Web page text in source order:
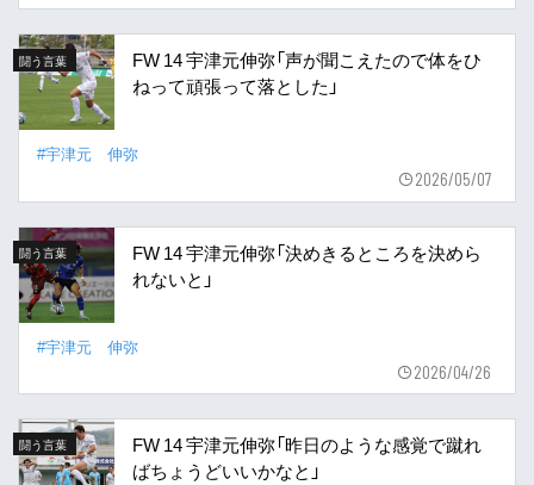
闘う言葉
FW 14 宇津元伸弥「声が聞こえたので体をひ
ねって頑張って落とした」
#宇津元 伸弥
2026/05/07
闘う言葉
FW 14 宇津元伸弥「決めきるところを決めら
れないと」
#宇津元 伸弥
2026/04/26
闘う言葉
FW 14 宇津元伸弥「昨日のような感覚で蹴れ
ばちょうどいいかなと」